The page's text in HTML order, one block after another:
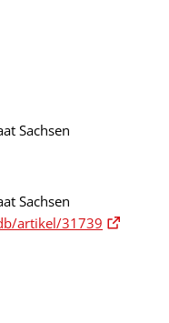
Sachsen
Sachsen
artikel/31739